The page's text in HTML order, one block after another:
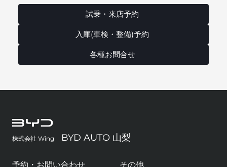
試乗・来店予約
入庫(車検・整備)予約
各種お問合せ
株式会社 Wing BYD AUTO 山梨
予約・お問い合わせ その他